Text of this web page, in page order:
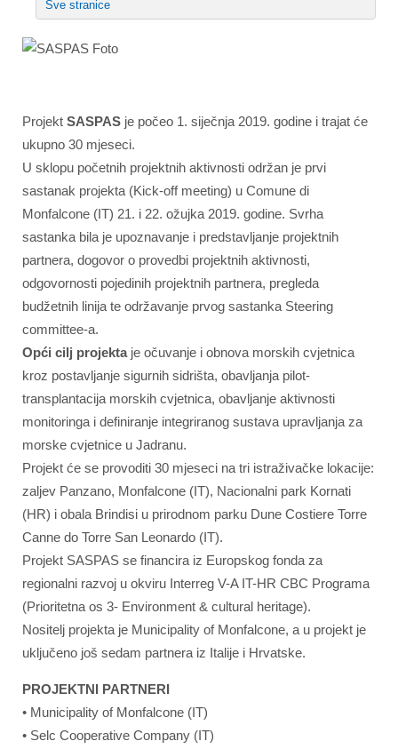
Sve stranice
Projekt SASPAS je počeo 1. siječnja 2019. godine i trajat će
ukupno 30 mjeseci.
U sklopu početnih projektnih aktivnosti održan je prvi
sastanak projekta (Kick-off meeting) u Comune di
Monfalcone (IT) 21. i 22. ožujka 2019. godine. Svrha
sastanka bila je upoznavanje i predstavljanje projektnih
partnera, dogovor o provedbi projektnih aktivnosti,
odgovornosti pojedinih projektnih partnera, pregleda
budžetnih linija te održavanje prvog sastanka Steering
committee-a.
Opći cilj projektaje očuvanje i obnova morskih cvjetnica
kroz postavljanje sigurnih sidrišta, obavljanja pilot-
transplantacija morskih cvjetnica, obavljanje aktivnosti
monitoringa i definiranje integriranog sustava upravljanja za
morske cvjetnice u Jadranu.
Projekt će se provoditi 30 mjeseci na tri istraživačke lokacije:
zaljev Panzano, Monfalcone (IT), Nacionalni park Kornati
(HR) i obala Brindisi u prirodnom parku Dune Costiere Torre
Canne do Torre San Leonardo (IT).
Projekt SASPAS se financira iz Europskog fonda za
regionalni razvoj u okviru Interreg V-A IT-HR CBC Programa
(Prioritetna os 3- Environment & cultural heritage).
Nositelj projekta je Municipality of Monfalcone, a u projekt je
uključeno još sedam partnera iz Italije i Hrvatske.
PROJEKTNI PARTNERI
• Municipality of Monfalcone (IT)
• Selc Cooperative Company (IT)